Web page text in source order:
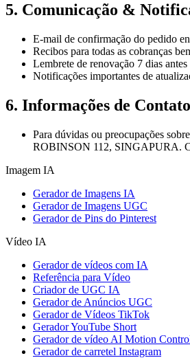
5. Comunicação &
E-mail de confirmação do pedido
Recibos para todas as cobranças
Lembrete de renovação 7 dias
Notificações importantes de
6. Informações de Contato
Para dúvidas ou preocupações
ROBINSON 112, SINGAPURA.
Imagem IA
Gerador de Imagens IA
Gerador de Imagens UGC
Gerador de Pins do Pinterest
Vídeo IA
Gerador de vídeos com IA
Referência para Vídeo
Criador de UGC IA
Gerador de Anúncios UGC
Gerador de Vídeos TikTok
Gerador YouTube Short
Gerador de vídeo AI Motion
Gerador de carretel Instagram